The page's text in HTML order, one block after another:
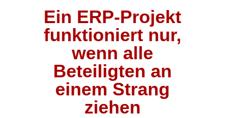
Ein ERP-Projekt
funktioniert nur,
wenn alle
Beteiligten an
einem Strang
ziehen